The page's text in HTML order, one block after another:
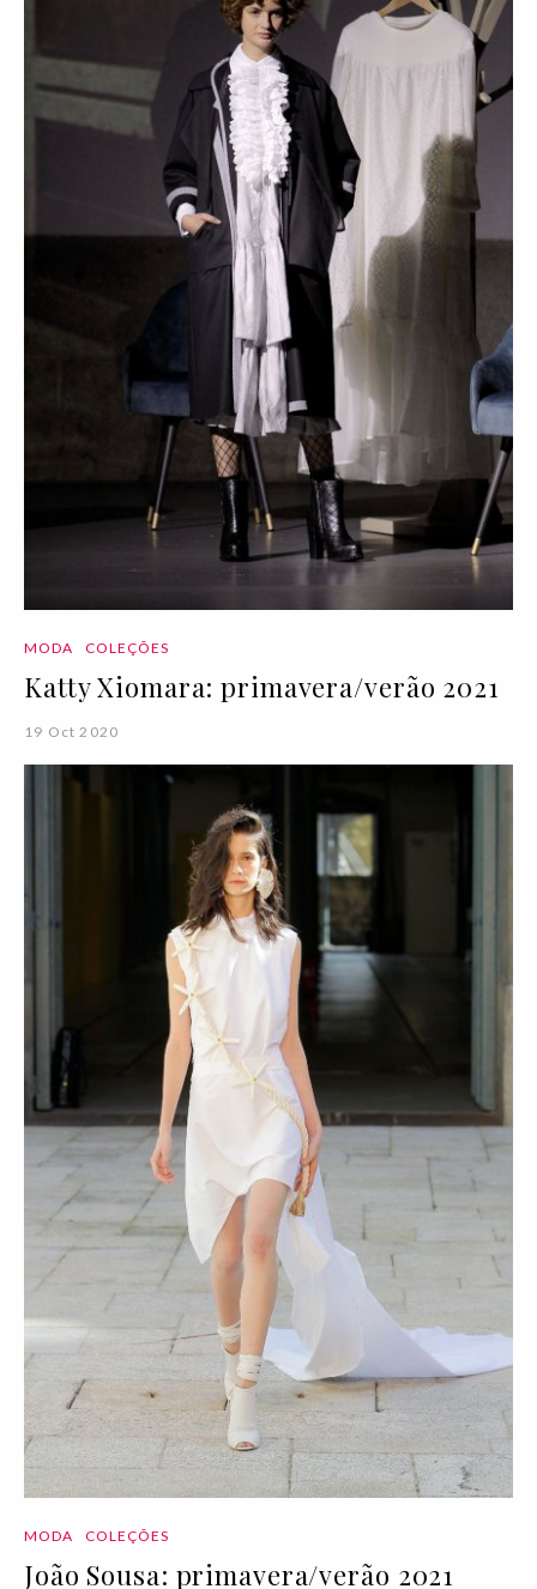
MODA COLEÇÕES
Katty Xiomara: primavera/verão 2021
19 Oct 2020
MODA COLEÇÕES
João Sousa: primavera/verão 2021